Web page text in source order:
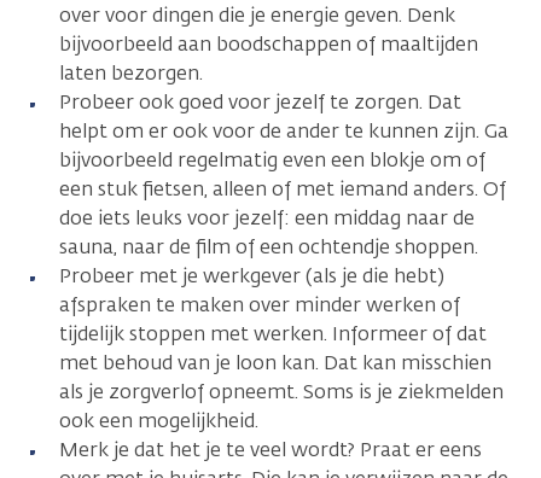
over voor dingen die je energie geven. Denk
bijvoorbeeld aan boodschappen of maaltijden
laten bezorgen.
Probeer ook goed voor jezelf te zorgen. Dat
helpt om er ook voor de ander te kunnen zijn. Ga
bijvoorbeeld regelmatig even een blokje om of
een stuk fietsen, alleen of met iemand anders. Of
doe iets leuks voor jezelf: een middag naar de
sauna, naar de film of een ochtendje shoppen.
Probeer met je werkgever (als je die hebt)
afspraken te maken over minder werken of
tijdelijk stoppen met werken. Informeer of dat
met behoud van je loon kan. Dat kan misschien
als je zorgverlof opneemt. Soms is je ziekmelden
ook een mogelijkheid.
Merk je dat het je te veel wordt? Praat er eens